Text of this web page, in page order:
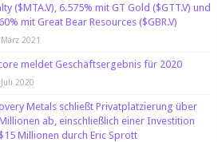
($MTA.V), 6.575% mit GT Gold ($GTT.V) und
mit Great Bear Resources ($GBR.V)
2021
meldet Geschäftsergebnis für 2020
2020
Metals schließt Privatplatzierung über
ab, einschließlich einer Investition
Millionen durch Eric Sprott